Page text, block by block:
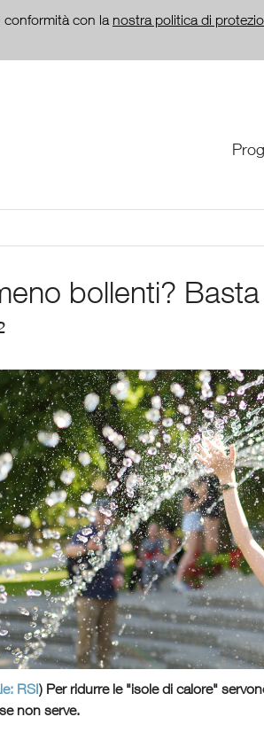
conformità con la nostra politica di
bollenti?
RSI) Per ridurre le "isole di calore"
non serve.